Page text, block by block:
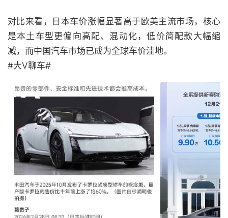
对比来看，日本车价涨幅显著高于欧美主流市场，核心
是本土车型更偏向高配、混动化，低价简配款大幅缩
减，而中国汽车市场已成为全球车价洼地。
#大V聊车#